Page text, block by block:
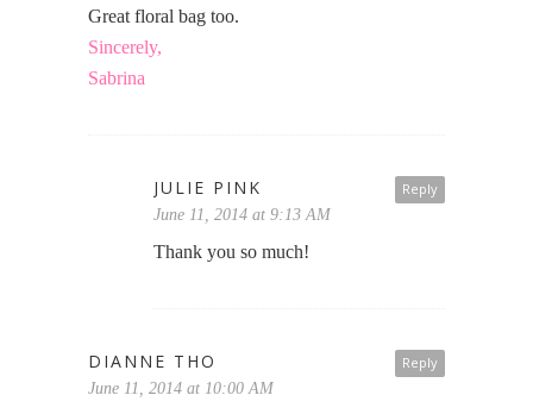
Great floral bag too.
Sincerely,
Sabrina
Reply
JULIE PINK
June 11, 2014 at 9:13 AM
Thank you so much!
Reply
DIANNE THO
June 11, 2014 at 10:00 AM